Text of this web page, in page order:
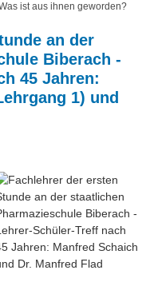
ist aus ihnen geworden?
an der
Biberach -
45 Jahren:
1) und